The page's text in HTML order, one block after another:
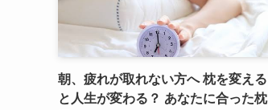
朝、疲れが取れない方へ 枕を変える
と人生が変わる？ あなたに合った枕